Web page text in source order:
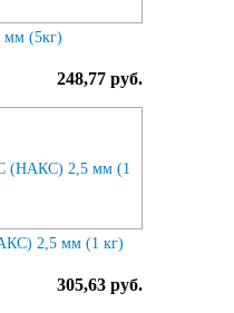
(5кг)
248,77 руб.
2,5 мм (1 кг)
305,63 руб.